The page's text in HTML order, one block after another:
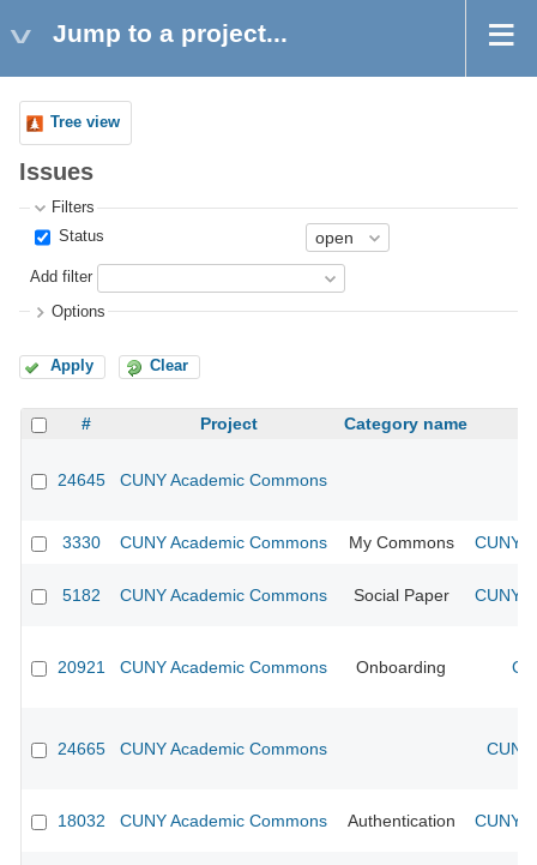
Jump to a project...
Tree view
Issues
Filters
Status
Add filter
Options
Apply Clear
# Project Category name
24645 CUNY Academic Commons
3330 CUNY Academic Commons My Commons CUNY
5182 CUNY Academic Commons Social Paper CUNY
20921 CUNY Academic Commons Onboarding
24665 CUNY Academic Commons
18032 CUNY Academic Commons Authentication CUNY